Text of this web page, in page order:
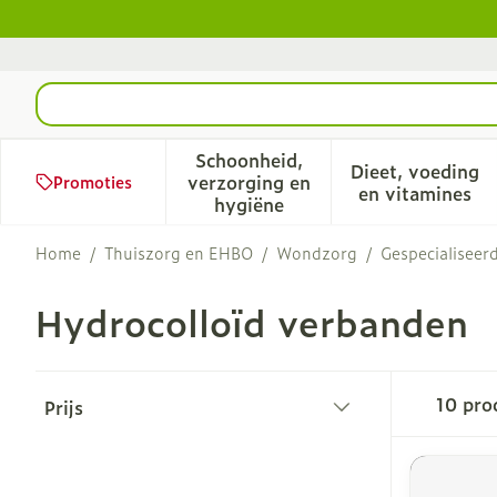
Product, merk, categorie...
Promoties
Schoonheid,
verzorging en
hygiëne
Toon submenu voor
Dieet, voeding
en vitamines
Toon
Home / Thuiszorg en EHBO / Wondzorg /
Hydrocolloïd verbanden
Prijs
10